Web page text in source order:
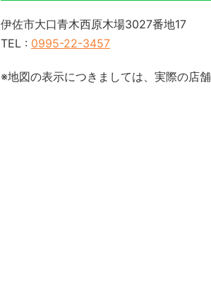
伊佐市大口青木西原木場3027番地17
TEL : 0995-22-3457
※地図の表示につきましては、実際の店